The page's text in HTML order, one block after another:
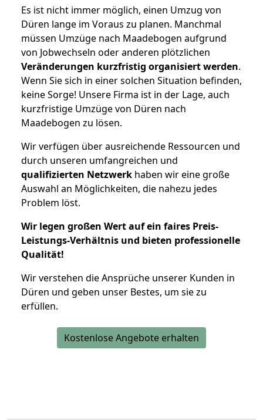
Es ist nicht immer möglich, einen Umzug von
Düren lange im Voraus zu planen. Manchmal
müssen Umzüge nach Maadebogen aufgrund
von Jobwechseln oder anderen plötzlichen
Veränderungen kurzfristig organisiert werden.
Wenn Sie sich in einer solchen Situation befinden,
keine Sorge! Unsere Firma ist in der Lage, auch
kurzfristige Umzüge von Düren nach
Maadebogen zu lösen.
Wir verfügen über ausreichende Ressourcen und
durch unseren umfangreichen und
qualifizierten Netzwerk haben wir eine große
Auswahl an Möglichkeiten, die nahezu jedes
Problem löst.
Wir legen großen Wert auf ein faires Preis-
Leistungs-Verhältnis und bieten professionelle
Qualität!
Wir verstehen die Ansprüche unserer Kunden in
Düren und geben unser Bestes, um sie zu
erfüllen.
Kostenlose Angebote erhalten